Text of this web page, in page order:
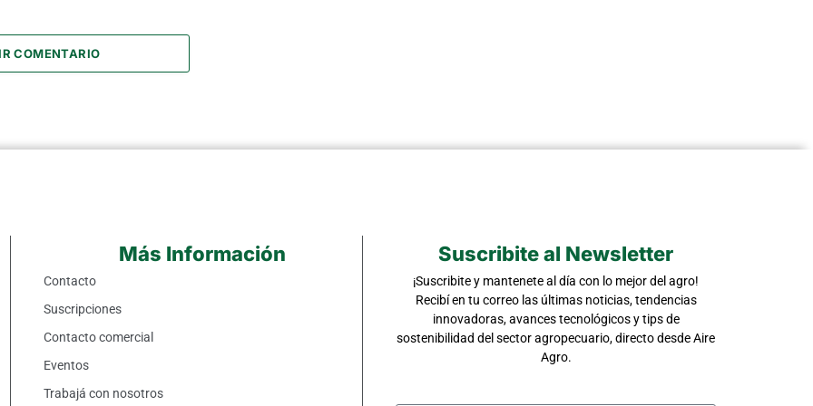
COMENTARIO
Más Información
Contacto
Suscripciones
Contacto comercial
Eventos
Trabajá con nosotros
Suscribite al Newsletter
¡Suscribite y mantenete al día con lo mejor del agro!
Recibí en tu correo las últimas noticias, tendencias
innovadoras, avances tecnológicos y tips de
sostenibilidad del sector agropecuario, directo desde Aire
Agro.